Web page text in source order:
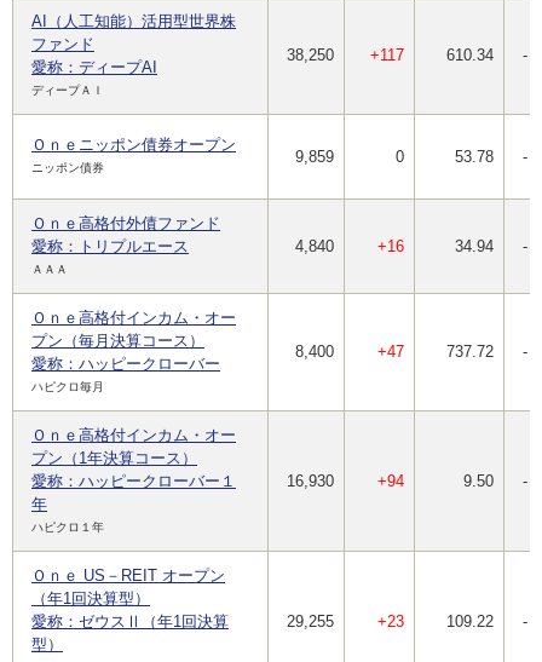
AI（人工知能）活用型世界株
ファンド
愛称：ディープAI
ディープＡＩ
38,250 +117 610.34 -
Ｏｎｅニッポン債券オープン
ニッポン債券
9,859 0 53.78 -
Ｏｎｅ高格付外債ファンド
愛称：トリプルエース
ＡＡＡ
4,840 +16 34.94 -
Ｏｎｅ高格付インカム・オー
プン（毎月決算コース）
愛称：ハッピークローバー
ハピクロ毎月
8,400 +47 737.72 -
Ｏｎｅ高格付インカム・オー
プン（1年決算コース）
愛称：ハッピークローバー１
年
ハピクロ１年
16,930 +94 9.50 -
Ｏｎｅ US－REIT オープン
（年1回決算型）
愛称：ゼウスⅡ（年1回決算
型）
29,255 +23 109.22 -